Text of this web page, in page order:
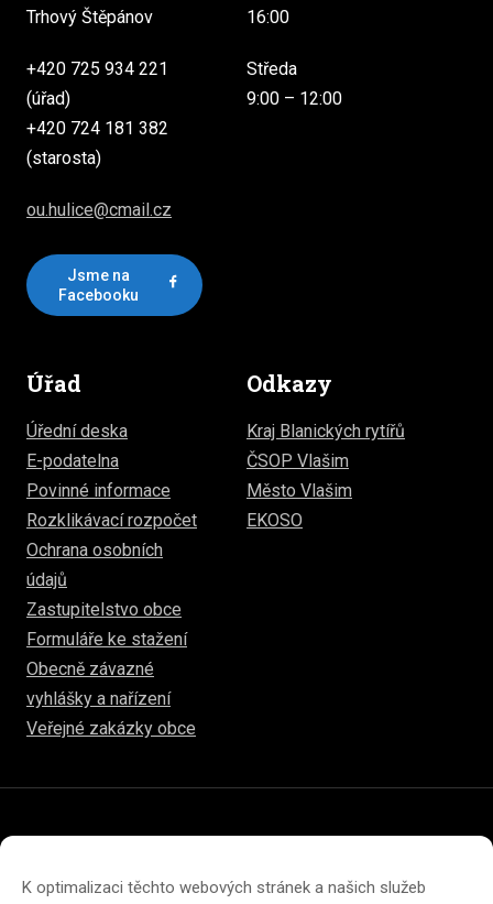
K optimalizaci těchto webových stránek a našich služeb
Trhový Štěpánov
+420 725 934 221
(úřad)
+420 724 181 382
(starosta)
ou.hulice@cmail.cz
Jsme na
Facebooku
16:00
Středa
9:00 – 12:00
Úřad
Úřední deska
E-podatelna
Povinné informace
Rozklikávací rozpočet
Ochrana osobních
údajů
Zastupitelstvo obce
Formuláře ke stažení
Obecně závazné
vyhlášky a nařízení
Veřejné zakázky obce
Odkazy
Kraj Blanických rytířů
ČSOP Vlašim
Město Vlašim
EKOSO
Prohlášení o přístupnosti
Prohlášení o ochraně soukromí